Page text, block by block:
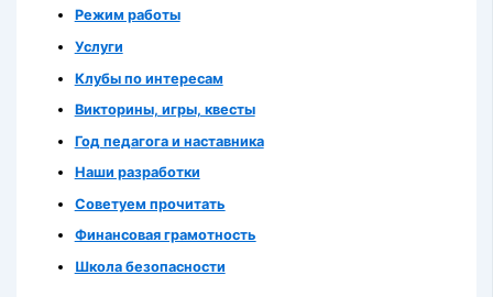
Режим работы
Услуги
Клубы по интересам
Викторины, игры, квесты
Год педагога и наставника
Наши разработки
Советуем прочитать
Финансовая грамотность
Школа безопасности